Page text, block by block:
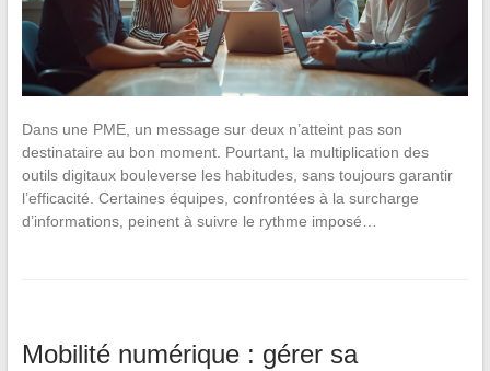
Dans une PME, un message sur deux n’atteint pas son
destinataire au bon moment. Pourtant, la multiplication des
outils digitaux bouleverse les habitudes, sans toujours garantir
l’efficacité. Certaines équipes, confrontées à la surcharge
d’informations, peinent à suivre le rythme imposé…
Mobilité numérique : gérer sa